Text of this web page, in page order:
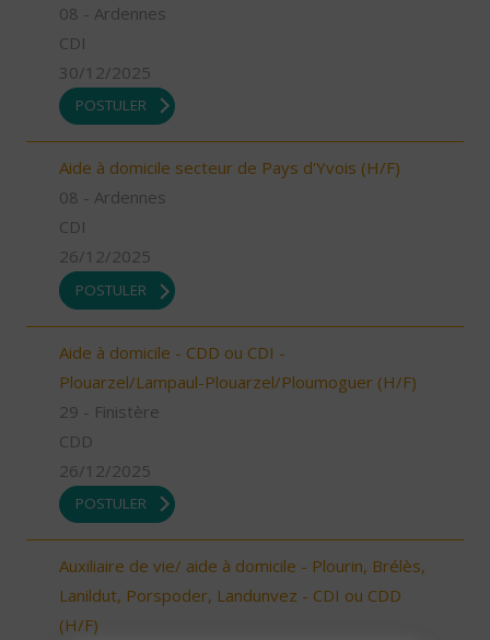
08 - Ardennes
CDI
30/12/2025
POSTULER
Aide à domicile secteur de Pays d'Yvois (H/F)
08 - Ardennes
CDI
26/12/2025
POSTULER
Aide à domicile - CDD ou CDI -
Plouarzel/Lampaul-Plouarzel/Ploumoguer (H/F)
29 - Finistère
CDD
26/12/2025
POSTULER
Auxiliaire de vie/ aide à domicile - Plourin, Brélès,
Lanildut, Porspoder, Landunvez - CDI ou CDD
(H/F)